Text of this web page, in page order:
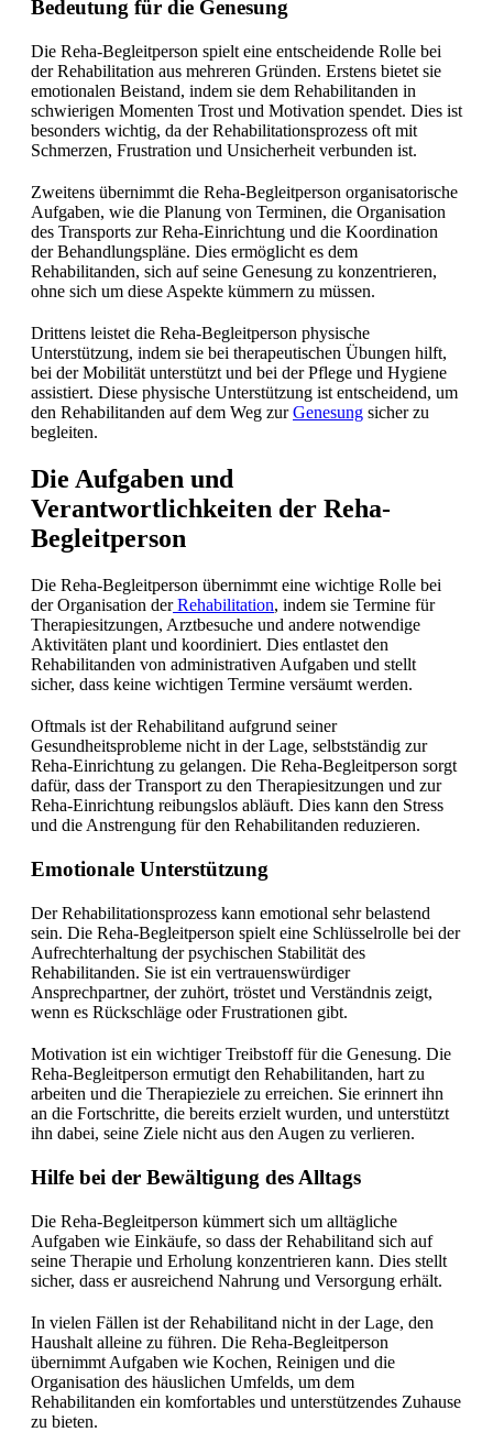
Bedeutung für die Genesung
Die Reha-Begleitperson spielt eine entscheidende Rolle bei
der Rehabilitation aus mehreren Gründen. Erstens bietet sie
emotionalen Beistand, indem sie dem Rehabilitanden in
schwierigen Momenten Trost und Motivation spendet. Dies ist
besonders wichtig, da der Rehabilitationsprozess oft mit
Schmerzen, Frustration und Unsicherheit verbunden ist.
Zweitens übernimmt die Reha-Begleitperson organisatorische
Aufgaben, wie die Planung von Terminen, die Organisation
des Transports zur Reha-Einrichtung und die Koordination
der Behandlungspläne. Dies ermöglicht es dem
Rehabilitanden, sich auf seine Genesung zu konzentrieren,
ohne sich um diese Aspekte kümmern zu müssen.
Drittens leistet die Reha-Begleitperson physische
Unterstützung, indem sie bei therapeutischen Übungen hilft,
bei der Mobilität unterstützt und bei der Pflege und Hygiene
assistiert. Diese physische Unterstützung ist entscheidend, um
den Rehabilitanden auf dem Weg zurGenesung sicher zu
begleiten.
Die Aufgaben und
Verantwortlichkeiten der Reha-
Begleitperson
Die Reha-Begleitperson übernimmt eine wichtige Rolle bei
der Organisation derRehabilitation, indem sie Termine für
Therapiesitzungen, Arztbesuche und andere notwendige
Aktivitäten plant und koordiniert. Dies entlastet den
Rehabilitanden von administrativen Aufgaben und stellt
sicher, dass keine wichtigen Termine versäumt werden.
Oftmals ist der Rehabilitand aufgrund seiner
Gesundheitsprobleme nicht in der Lage, selbstständig zur
Reha-Einrichtung zu gelangen. Die Reha-Begleitperson sorgt
dafür, dass der Transport zu den Therapiesitzungen und zur
Reha-Einrichtung reibungslos abläuft. Dies kann den Stress
und die Anstrengung für den Rehabilitanden reduzieren.
Emotionale Unterstützung
Der Rehabilitationsprozess kann emotional sehr belastend
sein. Die Reha-Begleitperson spielt eine Schlüsselrolle bei der
Aufrechterhaltung der psychischen Stabilität des
Rehabilitanden. Sie ist ein vertrauenswürdiger
Ansprechpartner, der zuhört, tröstet und Verständnis zeigt,
wenn es Rückschläge oder Frustrationen gibt.
Motivation ist ein wichtiger Treibstoff für die Genesung. Die
Reha-Begleitperson ermutigt den Rehabilitanden, hart zu
arbeiten und die Therapieziele zu erreichen. Sie erinnert ihn
an die Fortschritte, die bereits erzielt wurden, und unterstützt
ihn dabei, seine Ziele nicht aus den Augen zu verlieren.
Hilfe bei der Bewältigung des Alltags
Die Reha-Begleitperson kümmert sich um alltägliche
Aufgaben wie Einkäufe, so dass der Rehabilitand sich auf
seine Therapie und Erholung konzentrieren kann. Dies stellt
sicher, dass er ausreichend Nahrung und Versorgung erhält.
In vielen Fällen ist der Rehabilitand nicht in der Lage, den
Haushalt alleine zu führen. Die Reha-Begleitperson
übernimmt Aufgaben wie Kochen, Reinigen und die
Organisation des häuslichen Umfelds, um dem
Rehabilitanden ein komfortables und unterstützendes Zuhause
zu bieten.